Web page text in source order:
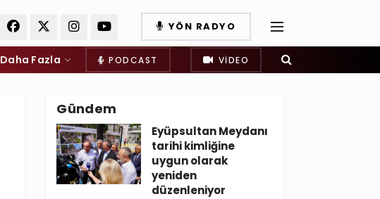
YÖN RADYO
Daha Fazla PODCAST VIDEO
Gündem
Eyüpsultan Meydanı
tarihi kimliğine
uygun olarak
yeniden
düzenleniyor